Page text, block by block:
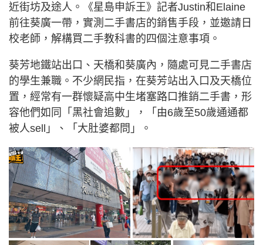
近街坊及途人。《星島申訴王》記者Justin和Elaine
前往葵廣一帶，實測二手書店的銷售手段，並邀請日
校老師，解構買二手教科書的四個注意事項。
葵芳地鐵站出口、天橋和葵廣內，隨處可見二手書店
的學生兼職。不少網民指，在葵芳站出入口及天橋位
置，經常有一群懷疑高中生堵塞路口推銷二手書，形
容他們如同「黑社會追數」，「由6歲至50歲通通都
被人sell」、「大肚婆都問」。